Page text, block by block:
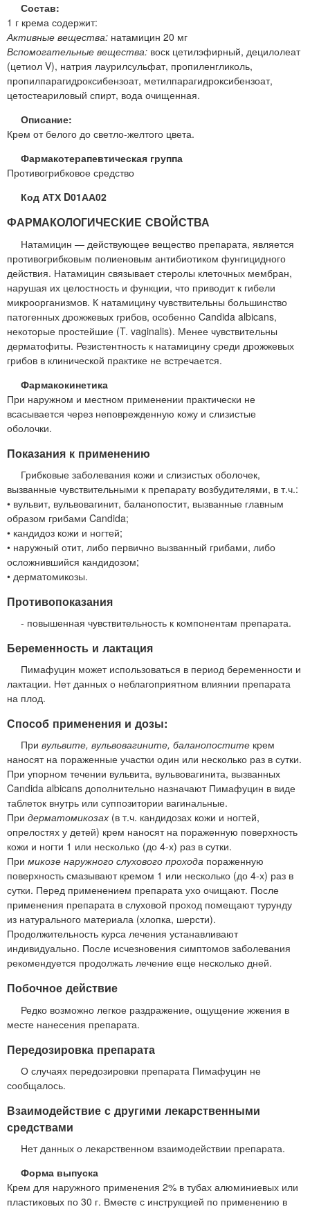
Состав:
1 г крема содержит:
Активные вещества: натамицин 20 мг
Вспомогательные вещества: воск цетилэфирный, децилолеат
(цетиол V), натрия лаурилсульфат, пропиленгликоль,
пропилпарагидроксибензоат, метилпарагидроксибензоат,
цетостеариловый спирт, вода очищенная.
Описание:
Крем от белого до светло-желтого цвета.
Фармакотерапевтическая группа
Противогрибковое средство
Код АТХ D01АА02
ФАРМАКОЛОГИЧЕСКИЕ СВОЙСТВА
Натамицин — действующее вещество препарата, является
противогрибковым полиеновым антибиотиком фунгицидного
действия. Натамицин связывает стеролы клеточных мембран,
нарушая их целостность и функции, что приводит к гибели
микроорганизмов. К натамицину чувствительны большинство
патогенных дрожжевых грибов, особенно Candida albicans,
некоторые простейшие (T. vaginalis). Менее чувствительны
дерматофиты. Резистентность к натамицину среди дрожжевых
грибов в клинической практике не встречается.
Фармакокинетика
При наружном и местном применении практически не
всасывается через неповрежденную кожу и слизистые
оболочки.
Показания к применению
Грибковые заболевания кожи и слизистых оболочек,
вызванные чувствительными к препарату возбудителями, в т.ч.:
• вульвит, вульвовагинит, баланопостит, вызванные главным
образом грибами Candida;
• кандидоз кожи и ногтей;
• наружный отит, либо первично вызванный грибами, либо
осложнившийся кандидозом;
• дерматомикозы.
Противопоказания
- повышенная чувствительность к компонентам препарата.
Беременность и лактация
Пимафуцин может использоваться в период беременности и
лактации. Нет данных о неблагоприятном влиянии препарата
на плод.
Способ применения и дозы:
При вульвите, вульвовагините, баланопостите крем
наносят на пораженные участки один или несколько раз в сутки.
При упорном течении вульвита, вульвовагинита, вызванных
Candida albicans дополнительно назначают Пимафуцин в виде
таблеток внутрь или суппозитории вагинальные.
При дерматомикозах (в т.ч. кандидозах кожи и ногтей,
опрелостях у детей) крем наносят на пораженную поверхность
кожи и ногти 1 или несколько (до 4-х) раз в сутки.
При микозе наружного слухового прохода пораженную
поверхность смазывают кремом 1 или несколько (до 4-х) раз в
сутки. Перед применением препарата ухо очищают. После
применения препарата в слуховой проход помещают турунду
из натурального материала (хлопка, шерсти).
Продолжительность курса лечения устанавливают
индивидуально. После исчезновения симптомов заболевания
рекомендуется продолжать лечение еще несколько дней.
Побочное действие
Редко возможно легкое раздражение, ощущение жжения в
месте нанесения препарата.
Передозировка препарата
О случаях передозировки препарата Пимафуцин не
сообщалось.
Взаимодействие с другими лекарственными
средствами
Нет данных о лекарственном взаимодействии препарата.
Форма выпуска
Крем для наружного применения 2% в тубах алюминиевых или
пластиковых по 30 г. Вместе с инструкцией по применению в